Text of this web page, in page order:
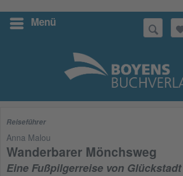
Menü
Suchen
Reiseführer
Anna Malou
Wanderbarer Mönchsweg
Eine Fußpilgerreise von